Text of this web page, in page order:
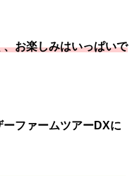
お楽しみはいっぱいで
ファームツアーDXに